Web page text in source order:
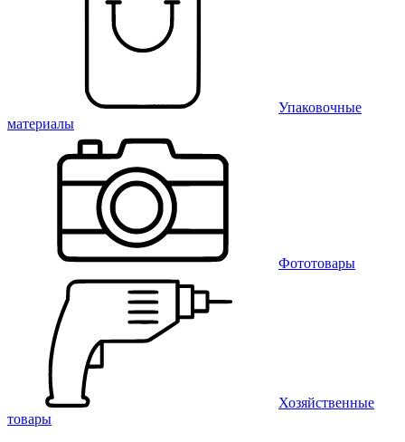
Упаковочные
материалы
Фототовары
Хозяйственные
товары